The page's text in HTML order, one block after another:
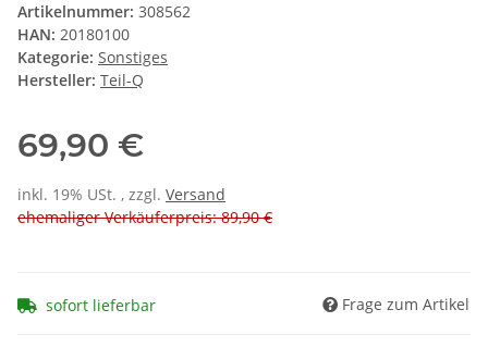
Artikelnummer: 308562
HAN: 20180100
Kategorie: Sonstiges
Hersteller: Teil-Q
69,90 €
inkl. 19% USt. , zzgl. Versand
ehemaliger Verkäuferpreis: 89,90 €
sofort lieferbar Frage zum Artikel